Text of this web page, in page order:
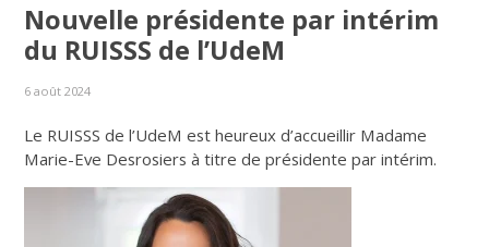
Nouvelle présidente par intérim
du RUISSS de l’UdeM
6 août 2024
Le RUISSS de l’UdeM est heureux d’accueillir Madame
Marie-Eve Desrosiers à titre de présidente par intérim.